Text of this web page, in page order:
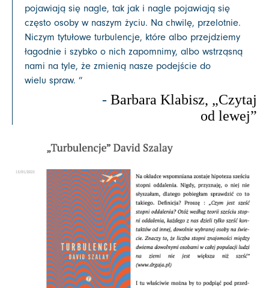
pojawiają się nagle, tak jak i nagle pojawiają się
często osoby w naszym życiu. Na chwilę, przelotnie.
Niczym tytułowe turbulencje, które albo przejdziemy
łagodnie i szybko o nich zapomnimy, albo wstrząsną
nami na tyle, że zmienią nasze podejście do
wielu spraw. ”
- Barbara Klabisz, „Czytaj
od lewej”